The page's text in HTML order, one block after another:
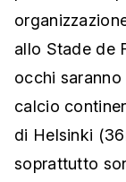
allo Stade de
occhi
calcio
di Helsinki
soprattutto